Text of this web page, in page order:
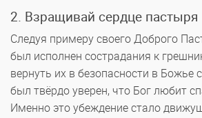
2. Взращивай сердце пастыря
Следуя примеру своего Доброго
был исполнен сострадания к
вернуть их в безопасности в Божье
был твёрдо уверен, что Бог любит
Именно это убеждение стало